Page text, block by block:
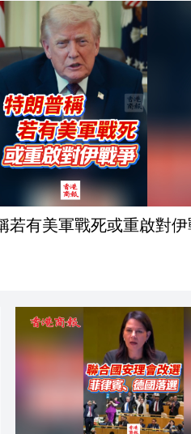
若有美軍戰死或重啟對